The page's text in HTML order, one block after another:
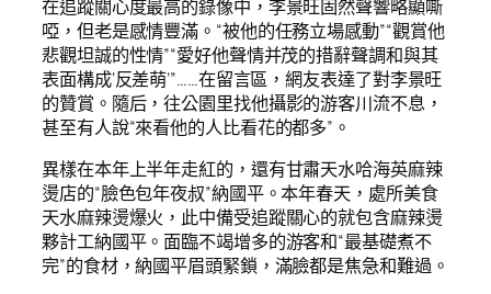
在追蹤關心度最高的錄像中，李景旺固然聲響略顯嘶
啞，但老是感情豐滿。“被他的任務立場感動”“觀賞他
悲觀坦誠的性情”“愛好他聲情并茂的措辭聲調和與其
表面構成‘反差萌’”……在留言區，網友表達了對李景旺
的贊賞。隨后，往公園里找他攝影的游客川流不息，
甚至有人說“來看他的人比看花的都多”。
異樣在本年上半年走紅的，還有甘肅天水哈海英麻辣
燙店的“臉色包年夜叔”納國平。本年春天，處所美食
天水麻辣燙爆火，此中備受追蹤關心的就包含麻辣燙
夥計工納國平。面臨不竭增多的游客和“最基礎煮不
完”的食材，納國平眉頭緊鎖，滿臉都是焦急和難過。